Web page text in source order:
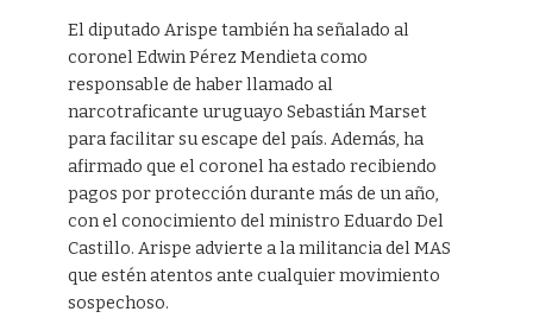
El diputado Arispe también ha señalado al
coronel Edwin Pérez Mendieta como
responsable de haber llamado al
narcotraficante uruguayo Sebastián Marset
para facilitar su escape del país. Además, ha
afirmado que el coronel ha estado recibiendo
pagos por protección durante más de un año,
con el conocimiento del ministro Eduardo Del
Castillo. Arispe advierte a la militancia del MAS
que estén atentos ante cualquier movimiento
sospechoso.